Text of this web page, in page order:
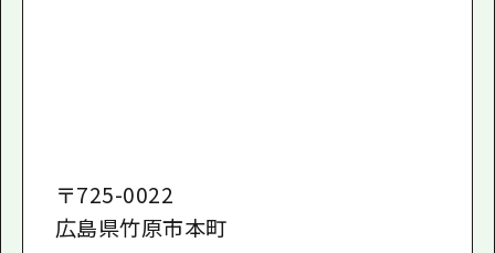
〒725-0022
広島県竹原市本町